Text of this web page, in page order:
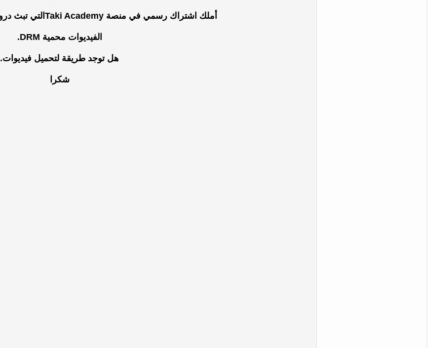
أملك اشتراك رسمي في منصة Taki Academyالتي تبث دروس و فيديوات عبر منصتها .
الفيديوات محمية DRM.
هل توجد طريقة لتحميل فيديوات.
شكرا